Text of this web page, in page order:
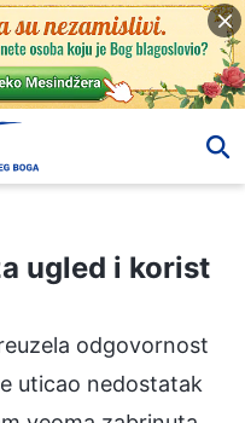
ugled i korist
odgovornost
uticao nedostatak